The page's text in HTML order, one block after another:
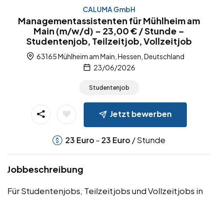
CALUMA GmbH
Managementassistenten für Mühlheim am
Main (m/w/d) – 23,00 € / Stunde –
Studentenjob, Teilzeitjob, Vollzeitjob
63165 Mühlheim am Main, Hessen, Deutschland
23/06/2026
Studentenjob
Jetzt bewerben
23 Euro - 23 Euro / Stunde
Jobbeschreibung
Für Studentenjobs, Teilzeitjobs und Vollzeitjobs in